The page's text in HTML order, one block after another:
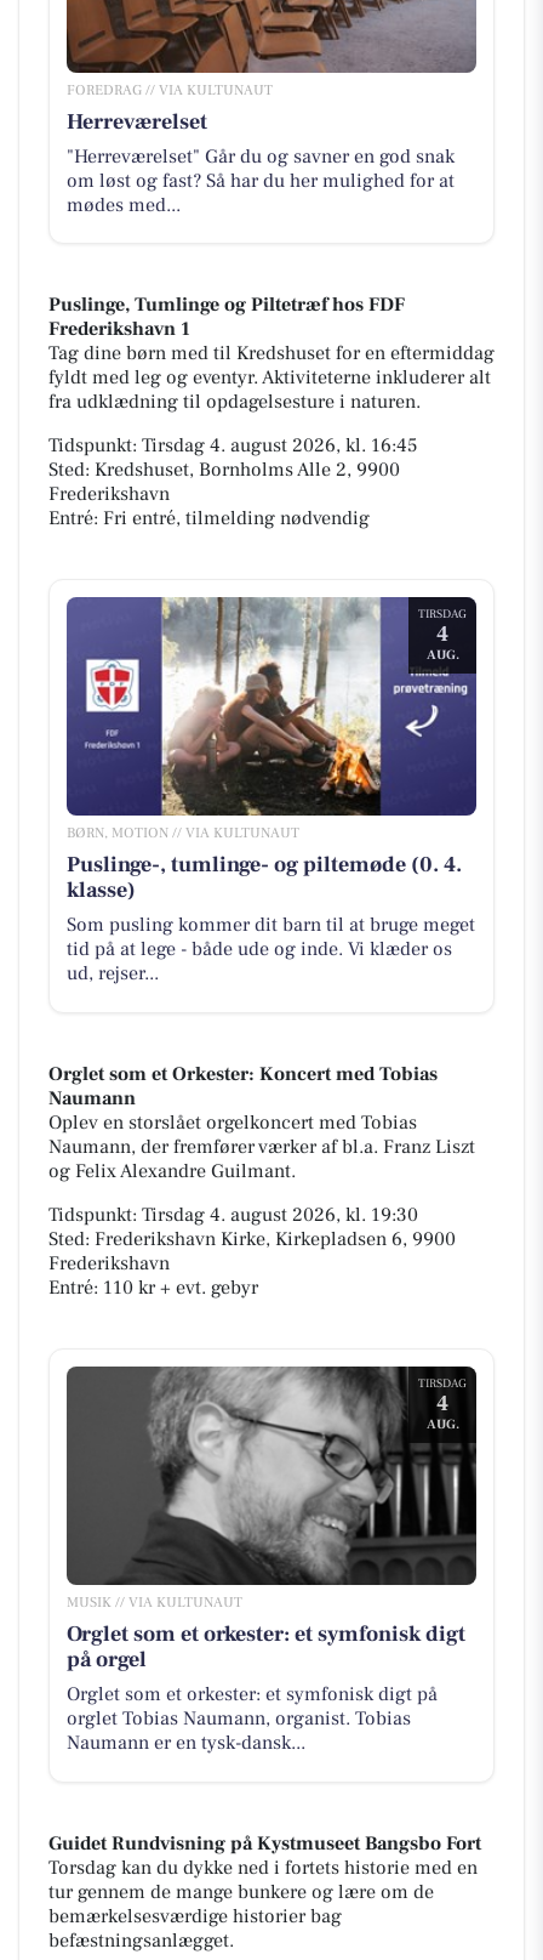
FOREDRAG // VIA KULTUNAUT
Herreværelset
"Herreværelset" Går du og savner en god snak
om løst og fast? Så har du her mulighed for at
mødes med...
Puslinge, Tumlinge og Piltetræf hos FDF
Frederikshavn 1
Tag dine børn med til Kredshuset for en eftermiddag
fyldt med leg og eventyr. Aktiviteterne inkluderer alt
fra udklædning til opdagelsesture i naturen.
Tidspunkt: Tirsdag 4. august 2026, kl. 16:45
Sted: Kredshuset, Bornholms Alle 2, 9900
Frederikshavn
Entré: Fri entré, tilmelding nødvendig
TIRSDAG
4
AUG.
BØRN, MOTION // VIA KULTUNAUT
Puslinge-, tumlinge- og piltemøde (0. 4.
klasse)
Som pusling kommer dit barn til at bruge meget
tid på at lege - både ude og inde. Vi klæder os
ud, rejser...
Orglet som et Orkester: Koncert med Tobias
Naumann
Oplev en storslået orgelkoncert med Tobias
Naumann, der fremfører værker af bl.a. Franz Liszt
og Felix Alexandre Guilmant.
Tidspunkt: Tirsdag 4. august 2026, kl. 19:30
Sted: Frederikshavn Kirke, Kirkepladsen 6, 9900
Frederikshavn
Entré: 110 kr + evt. gebyr
TIRSDAG
4
AUG.
MUSIK // VIA KULTUNAUT
Orglet som et orkester: et symfonisk digt
på orgel
Orglet som et orkester: et symfonisk digt på
orglet Tobias Naumann, organist. Tobias
Naumann er en tysk-dansk...
Guidet Rundvisning på Kystmuseet Bangsbo Fort
Torsdag kan du dykke ned i fortets historie med en
tur gennem de mange bunkere og lære om de
bemærkelsesværdige historier bag
befæstningsanlægget.